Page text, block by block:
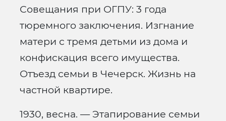
Совещания при ОГПУ: 3 года
тюремного заключения. Изгнание
матери с тремя детьми из дома и
конфискация всего имущества.
Отъезд семьи в Чечерск. Жизнь на
частной квартире.
1930, весна. — Этапирование семьи